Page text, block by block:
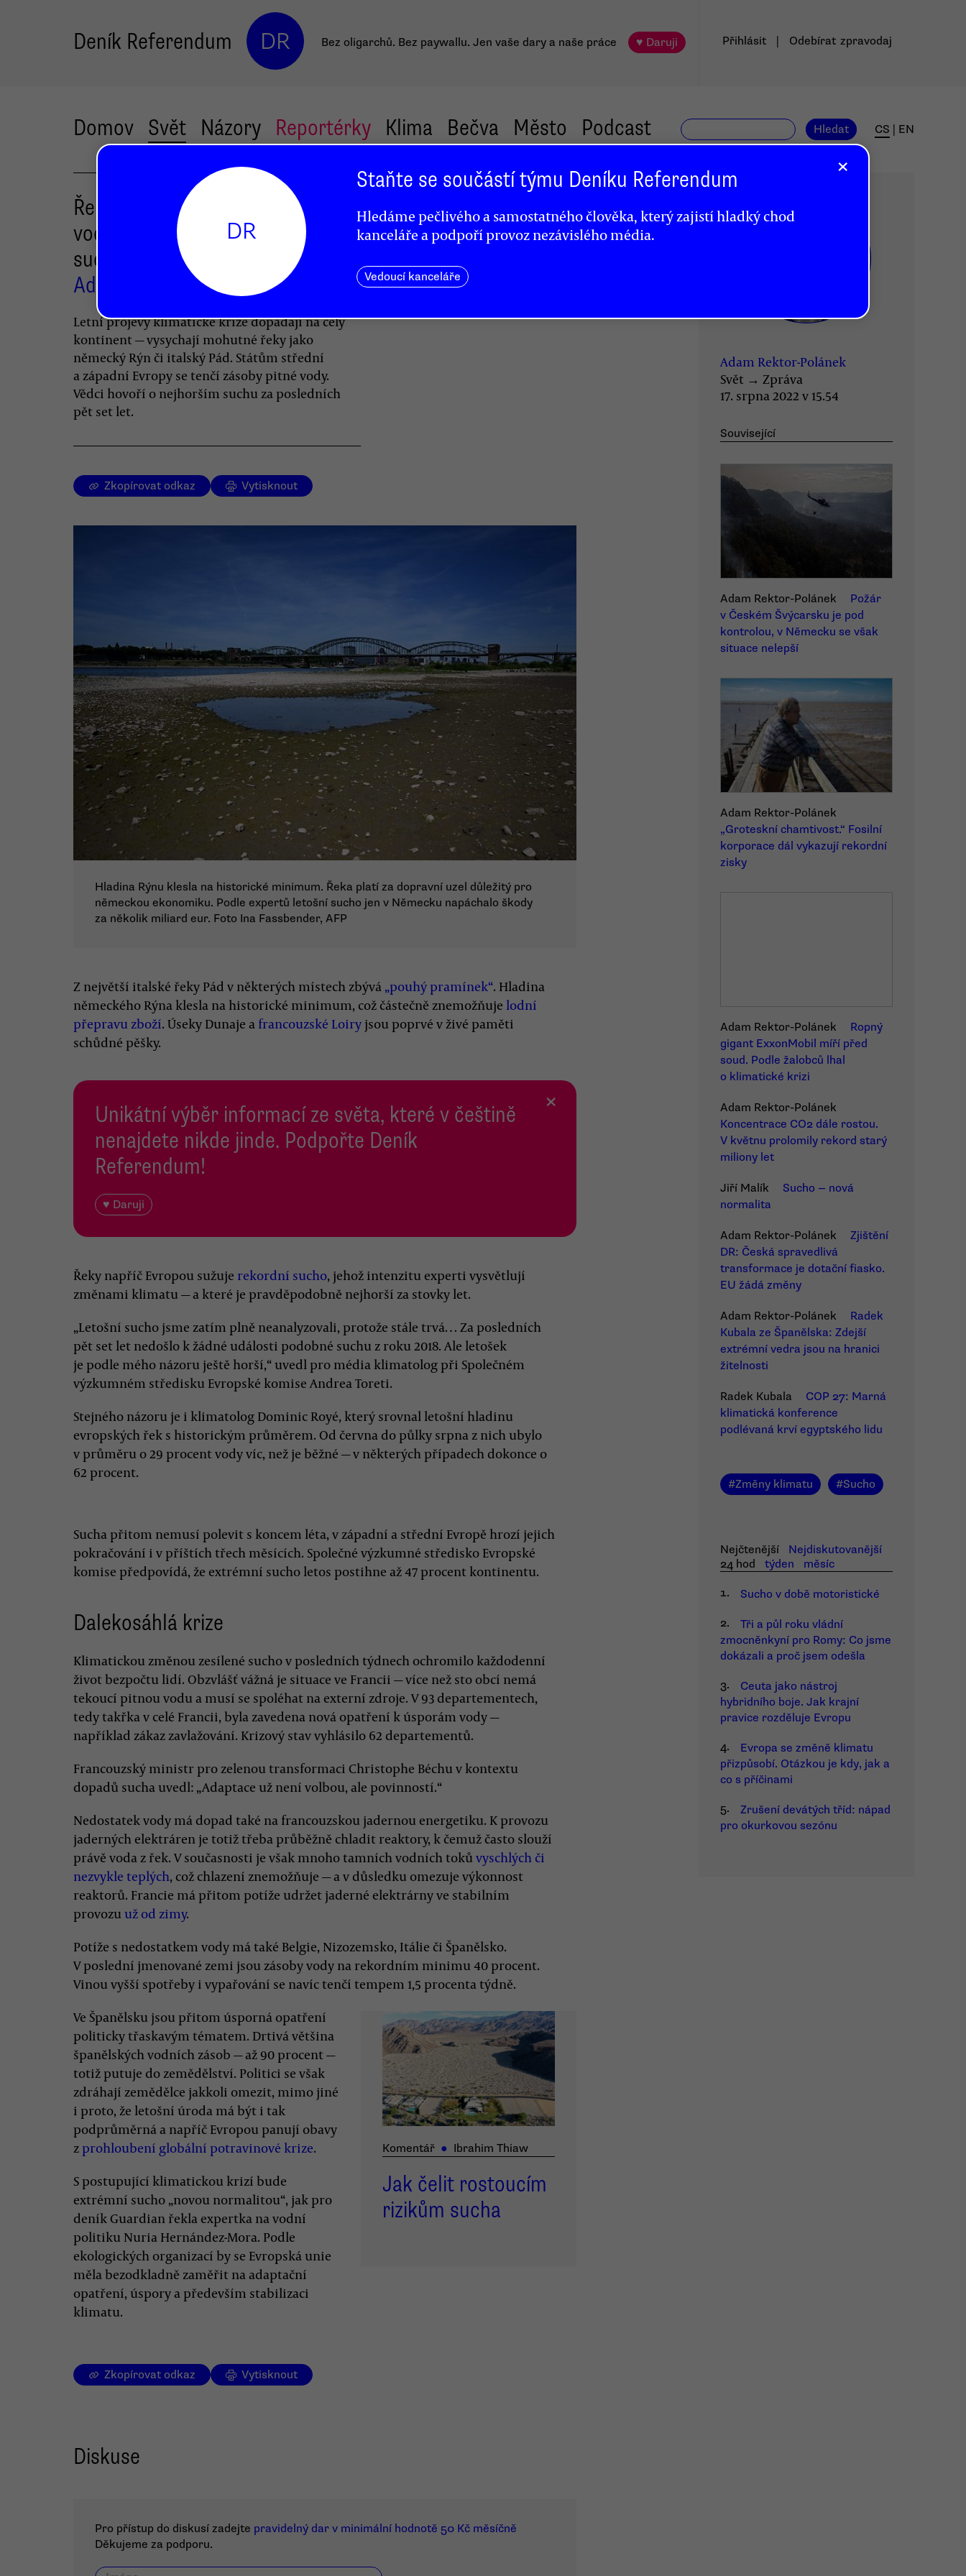
Deník Referendum DR Bez oligarchů. Bez paywallu. Jen vaše dary a naše práce ♥ Daruji Přihlásit Odebírat zpravodaj
Domov Svět Názory Reportérky Klima Bečva Město Podcast Hledat CS EN
Řeky vysychají, státům dochází
voda. Evropu sužuje nejhorší
sucho za pět set let
Adam Rektor-Polánek
Letní projevy klimatické krize dopadají na celý
kontinent — vysychají mohutné řeky jako
německý Rýn či italský Pád. Státům střední
a západní Evropy se tenčí zásoby pitné vody.
Vědci hovoří o nejhorším suchu za posledních
pět set let.
Zkopírovat odkaz Vytisknout
Hladina Rýnu klesla na historické minimum. Řeka platí za dopravní uzel důležitý pro
německou ekonomiku. Podle expertů letošní sucho jen v Německu napáchalo škody
za několik miliard eur. Foto Ina Fassbender, AFP
Z největší italské řeky Pád v některých místech zbývá „pouhý pramínek“. Hladina
německého Rýna klesla na historické minimum, což částečně znemožňuje lodní
přepravu zboží. Úseky Dunaje a francouzské Loiry jsou poprvé v živé paměti
schůdné pěšky.
Unikátní výběr informací ze světa, které v češtině
nenajdete nikde jinde. Podpořte Deník
Referendum!
♥ Daruji
×
Řeky napříč Evropou sužuje rekordní sucho, jehož intenzitu experti vysvětlují
změnami klimatu — a které je pravděpodobně nejhorší za stovky let.
„Letošní sucho jsme zatím plně neanalyzovali, protože stále trvá… Za posledních
pět set let nedošlo k žádné události podobné suchu z roku 2018. Ale letošek
je podle mého názoru ještě horší,“ uvedl pro média klimatolog při Společném
výzkumném středisku Evropské komise Andrea Toreti.
Stejného názoru je i klimatolog Dominic Royé, který srovnal letošní hladinu
evropských řek s historickým průměrem. Od června do půlky srpna z nich ubylo
v průměru o 29 procent vody víc, než je běžné — v některých případech dokonce o
62 procent.
Sucha přitom nemusí polevit s koncem léta, v západní a střední Evropě hrozí jejich
pokračování i v příštích třech měsících. Společné výzkumné středisko Evropské
komise předpovídá, že extrémní sucho letos postihne až 47 procent kontinentu.
Dalekosáhlá krize
Klimatickou změnou zesílené sucho v posledních týdnech ochromilo každodenní
život bezpočtu lidí. Obzvlášť vážná je situace ve Francii — více než sto obcí nemá
tekoucí pitnou vodu a musí se spoléhat na externí zdroje. V 93 departementech,
tedy takřka v celé Francii, byla zavedena nová opatření k úsporám vody —
například zákaz zavlažování. Krizový stav vyhlásilo 62 departementů.
Francouzský ministr pro zelenou transformaci Christophe Béchu v kontextu
dopadů sucha uvedl: „Adaptace už není volbou, ale povinností.“
Nedostatek vody má dopad také na francouzskou jadernou energetiku. K provozu
jaderných elektráren je totiž třeba průběžně chladit reaktory, k čemuž často slouží
právě voda z řek. V současnosti je však mnoho tamních vodních toků vyschlých či
nezvykle teplých, což chlazení znemožňuje — a v důsledku omezuje výkonnost
reaktorů. Francie má přitom potíže udržet jaderné elektrárny ve stabilním
provozu už od zimy.
Potíže s nedostatkem vody má také Belgie, Nizozemsko, Itálie či Španělsko.
V poslední jmenované zemi jsou zásoby vody na rekordním minimu 40 procent.
Vinou vyšší spotřeby i vypařování se navíc tenčí tempem 1,5 procenta týdně.
Komentář ● Ibrahim Thiaw
Jak čelit rostoucím
rizikům sucha
Ve Španělsku jsou přitom úsporná opatření
politicky třaskavým tématem. Drtivá většina
španělských vodních zásob — až 90 procent —
totiž putuje do zemědělství. Politici se však
zdráhají zemědělce jakkoli omezit, mimo jiné
i proto, že letošní úroda má být i tak
podprůměrná a napříč Evropou panují obavy
z prohloubení globální potravinové krize.
S postupující klimatickou krizí bude
extrémní sucho „novou normalitou“, jak pro
deník Guardian řekla expertka na vodní
politiku Nuria Hernández-Mora. Podle
ekologických organizací by se Evropská unie
měla bezodkladně zaměřit na adaptační
opatření, úspory a především stabilizaci
klimatu.
Adam Rektor-Polánek
Svět → Zpráva
17. srpna 2022 v 15.54
Související
Adam Rektor-Polánek
Požár
v Českém Švýcarsku je pod
kontrolou, v Německu se však
situace nelepší
Adam Rektor-Polánek
„Groteskní chamtivost.“ Fosilní
korporace dál vykazují rekordní
zisky
Adam Rektor-Polánek
Ropný
gigant ExxonMobil míří před
soud. Podle žalobců lhal
o klimatické krizi
Adam Rektor-Polánek
Koncentrace CO2 dále rostou.
V květnu prolomily rekord starý
miliony let
Jiří Malík
Sucho — nová
normalita
Adam Rektor-Polánek
Zjištění
DR: Česká spravedlivá
transformace je dotační fiasko.
EU žádá změny
Adam Rektor-Polánek
Radek
Kubala ze Španělska: Zdejší
extrémní vedra jsou na hranici
žitelnosti
Radek Kubala
COP 27: Marná
klimatická konference
podlévaná krví egyptského lidu
#Změny klimatu #Sucho
Nejčtenější
Nejdiskutovanější
24 hod
týden
měsíc
1.
Sucho v době motoristické
2.
Tři a půl roku vládní
zmocněnkyní pro Romy: Co jsme
dokázali a proč jsem odešla
3.
Ceuta jako nástroj
hybridního boje. Jak krajní
pravice rozděluje Evropu
4.
Evropa se změně klimatu
přizpůsobí. Otázkou je kdy, jak a
co s příčinami
5.
Zrušení devátých tříd: nápad
pro okurkovou sezónu
Zkopírovat odkaz Vytisknout
Diskuse
Pro přístup do diskusí zadejte pravidelný dar v minimální hodnotě 50 Kč měsíčně
Děkujeme za podporu.
×
DR
Staňte se součástí týmu Deníku Referendum
Hledáme pečlivého a samostatného člověka, který zajistí hladký chod
kanceláře a podpoří provoz nezávislého média.
Vedoucí kanceláře